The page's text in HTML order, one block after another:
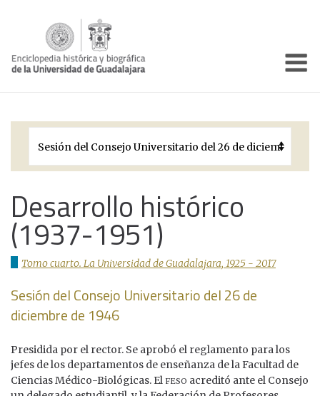
Períodos Históricos
Galería
Documentos institucionales
Desarrollo histórico
(1937-1951)
Tomo cuarto. La Universidad de Guadalajara, 1925 - 2017
Sesión del Consejo Universitario del 26 de
diciembre de 1946
Presidida por el rector. Se aprobó el reglamento para los
jefes de los departamentos de enseñanza de la Facultad de
Ciencias Médico-Biológicas. El feso acreditó ante el Consejo